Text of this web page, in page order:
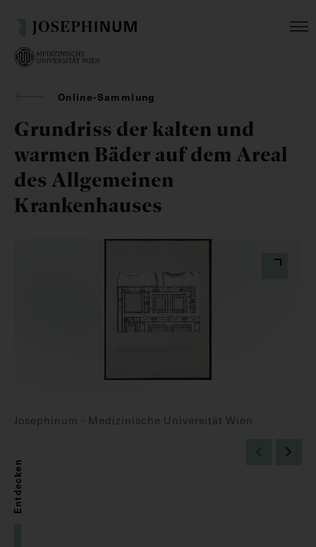
Online-Sammlung
Grundriss der kalten und
warmen Bäder auf dem Areal
des Allgemeinen
Krankenhauses
Josephinum - Medizinische Universität Wien
Entdecken